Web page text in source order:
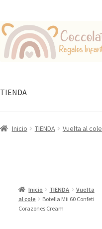
Ir
la
Ir
al
contenido
TIENDA
Inicio TIENDA Vuelta al cole
Inicio TIENDA
Vuelta
al cole
Botella Mii 60 Confeti
Corazones Cream